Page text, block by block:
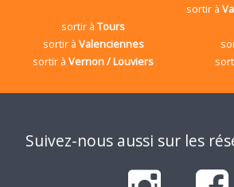
sortir àTours
sortir à
sortir à Valenciennes
sortir àVernon / Louviers
Suivez-nous aussi sur les